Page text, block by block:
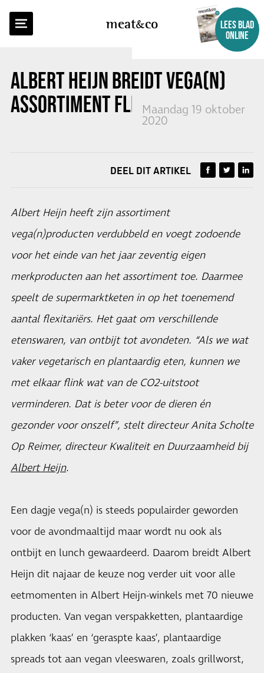
meatco
LEES BLAD
ONLINE
ALBERT HEIJN BREIDT VEGA(N)
ASSORTIMENT FLINK UITMaandag 19 oktober
2020
TERUG NAAR OVERZICHT
DEEL DIT ARTIKEL
Albert Heijn heeft zijn assortiment
vega(n)producten verdubbeld en voegt zodoende
voor het einde van het jaar zeventig eigen
merkproducten aan het assortiment toe. Daarmee
speelt de supermarktketen in op het toenemend
aantal flexitariërs. Het gaat om verschillende
etenswaren, van ontbijt tot avondeten. “Als we wat
vaker vegetarisch en plantaardig eten, kunnen we
met elkaar flink wat van de CO2-uitstoot
verminderen. Dat is beter voor de dieren én
gezonder voor onszelf”, stelt directeur Anita Scholte
Op Reimer, directeur Kwaliteit en Duurzaamheid bij
Albert Heijn.
Een dagje vega(n) is steeds populairder geworden
voor de avondmaaltijd maar wordt nu ook als
ontbijt en lunch gewaardeerd. Daarom breidt Albert
Heijn dit najaar de keuze nog verder uit voor alle
eetmomenten in Albert Heijn-winkels met 70 nieuwe
producten. Van vegan verspakketten, plantaardige
plakken ‘kaas’ en ‘geraspte kaas’, plantaardige
spreads tot aan vegan vleeswaren, zoals grillworst,